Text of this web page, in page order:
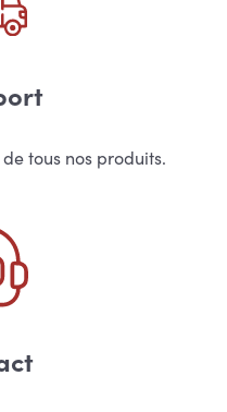
tous nos produits.